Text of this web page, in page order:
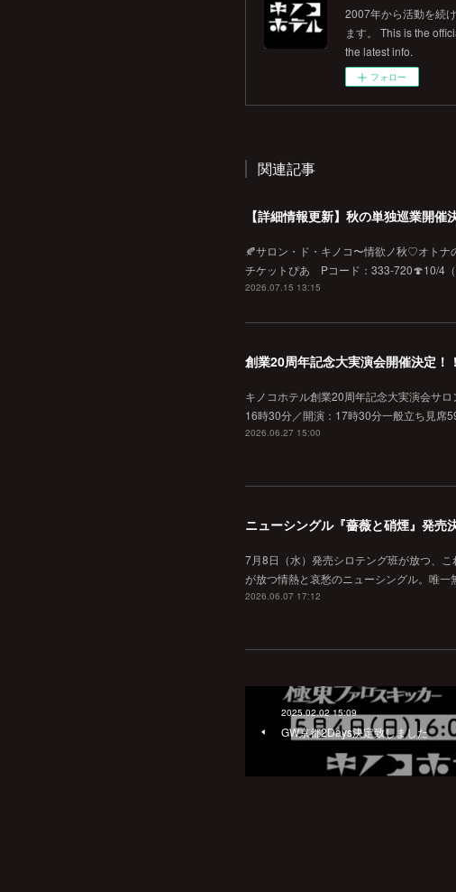
2007年から活動を続
ます。 This is the
the latest info.
フォロー
関連記事
【詳細情報更新】秋の単独巡業開催
🍂サロン・ド・キノコ〜情欲ノ秋♡オト
チケットぴあ Pコード：333-720🍄10/4
2026.07.15 13:15
創業20周年記念大実演会開催決定！！
キノコホテル創業20周年記念大実演会サ
16時30分／開演：17時30分一般立ち見席
2026.06.27 15:00
ニューシングル『薔薇と硝煙』発売
7月8日（水）発売シロテング班が放つ、
が放つ情熱と哀愁のニューシングル。唯
2026.06.07 17:12
2025.02.02 15:09
GW京都2Days決定致しました